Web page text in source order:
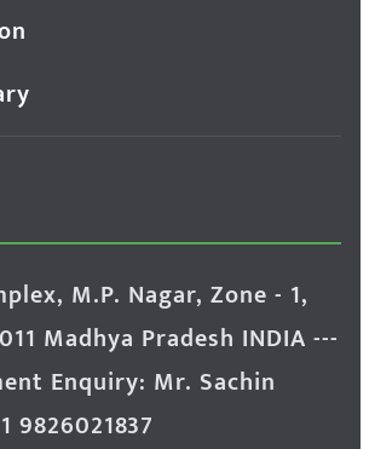
M.P. Nagar, Zone - 1,
Madhya Pradesh INDIA ---
Enquiry: Mr. Sachin
9826021837